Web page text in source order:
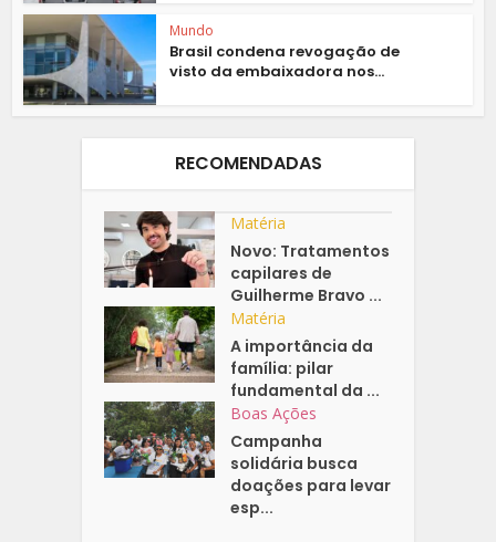
Mundo
Brasil condena revogação de
visto da embaixadora nos...
RECOMENDADAS
Matéria
Novo: Tratamentos
capilares de
Guilherme Bravo ...
Matéria
A importância da
família: pilar
fundamental da ...
Boas Ações
Campanha
solidária busca
doações para levar
esp...